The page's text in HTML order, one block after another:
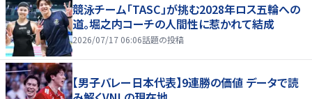
競泳チーム「TASC」が挑む2028年ロス五輪への
道。堀之内コーチの人間性に惹かれて結成
2026/07/17 06:06話題の投稿
【男子バレー日本代表】9連勝の価値 データで読